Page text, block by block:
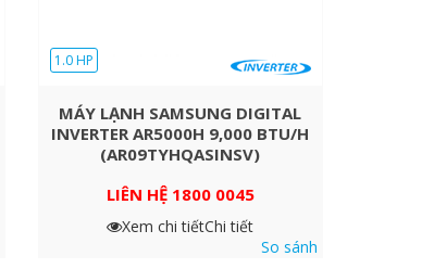
1.0 HP
MÁY LẠNH SAMSUNG DIGITAL
INVERTER AR5000H 9,000 BTU/H
(AR09TYHQASINSV)
LIÊN HỆ 1800 0045
Xem chi tiếtChi tiết
So sánh